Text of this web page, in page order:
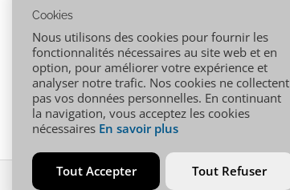
הורדות
מצב הרשת
פתיחת פנייה
Cookies
Nous utilisons des cookies pour fournir les
fonctionnalités nécessaires au site web et en
option, pour améliorer votre expérience et
analyser notre trafic. Nos cookies ne collectent
pas vos données personnelles. En continuant
la navigation, vous acceptez les cookies
nécessaires En savoir plus
Tout Accepter Tout Refuser